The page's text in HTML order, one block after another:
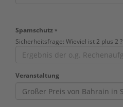
Spamschutz *
Sicherheitsfrage: Wieviel ist 2 plus 2 ?
Veranstaltung